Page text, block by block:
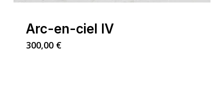
Arc-en-ciel IV
300,00 €